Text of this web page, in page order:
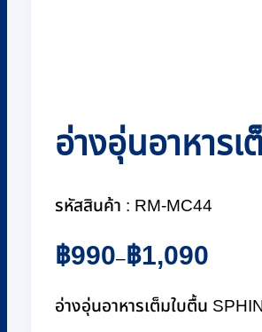
อ่างอุ่นอาหาร
รหัสสินค้า : RM-MC44
฿990–฿1,090
Price
range:
through
อ่างอุ่นอาหารเต็มใบตื้น